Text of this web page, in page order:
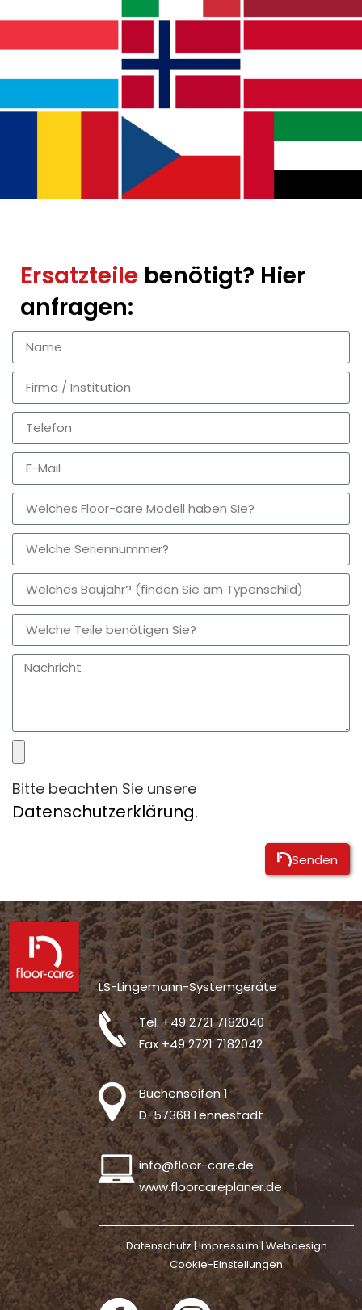
Ersatzteile benötigt? Hier
anfragen:
Bitte beachten Sie unsere
Datenschutzerklärung.
Senden
LS-Lingemann-Systemgeräte
Tel.+49 2721 7182040
Fax +49 2721 7182042
Buchenseifen 1
D-57368 Lennestadt
info@floor-care.de
www.floorcareplaner.de
Datenschutz |Impressum| Webdesign
Cookie-Einstellungen